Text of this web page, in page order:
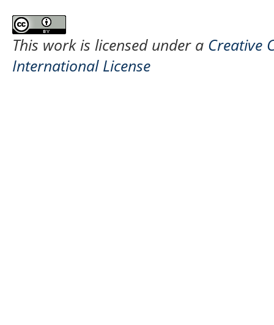
This work is licensed under a Creative
International License